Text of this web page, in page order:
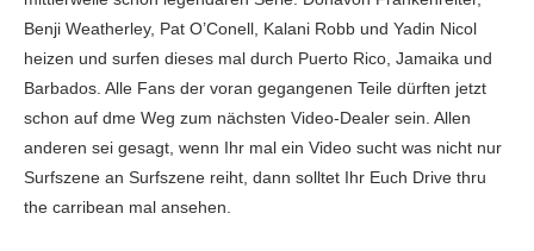
Benji Weatherley, Pat O’Conell, Kalani Robb und Yadin Nicol
heizen und surfen dieses mal durch Puerto Rico, Jamaika und
Barbados. Alle Fans der voran gegangenen Teile dürften jetzt
schon auf dme Weg zum nächsten Video-Dealer sein. Allen
anderen sei gesagt, wenn Ihr mal ein Video sucht was nicht nur
Surfszene an Surfszene reiht, dann solltet Ihr Euch Drive thru
the carribean mal ansehen.